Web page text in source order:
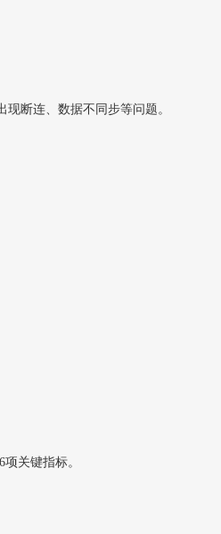
断连、数据不同步等问题。
关键指标。